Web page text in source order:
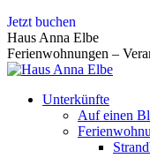
Zum
Inhalt
springen
Jetzt buchen
Haus Anna Elbe
Ferienwohnungen –
Unterkünfte
Auf einen